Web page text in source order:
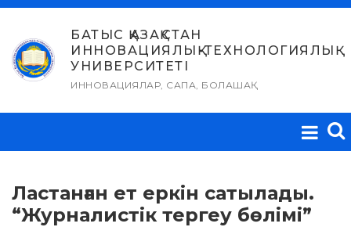
Skip
content
БАТЫС ҚАЗАҚСТАН
ИННОВАЦИЯЛЫҚ-ТЕХНОЛОГИЯЛЫҚ
УНИВЕРСИТЕТІ
ИННОВАЦИЯЛАР, САПА, БОЛАШАҚ
Ластанған ет еркін сатылады.
“Журналистік тергеу бөлімі”